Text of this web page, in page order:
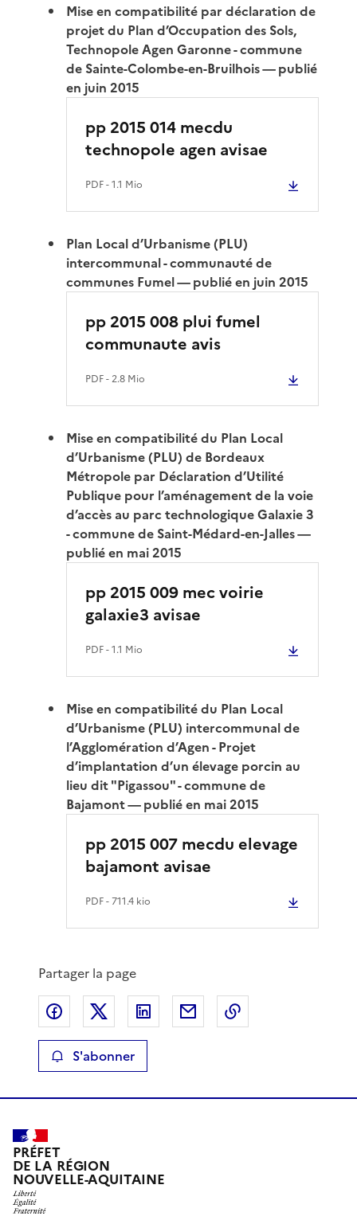
Mise en compatibilité par déclaration de
projet du Plan d’Occupation des Sols,
Technopole Agen Garonne - commune
de Sainte-Colombe-en-Bruilhois — publié
en juin 2015
pp 2015 014 mecdu
technopole agen avisae
PDF- 1.1 Mio
Plan Local d’Urbanisme (PLU)
intercommunal - communauté de
communes Fumel — publié en juin 2015
pp 2015 008 plui fumel
communaute avis
PDF- 2.8 Mio
Mise en compatibilité du Plan Local
d’Urbanisme (PLU) de Bordeaux
Métropole par Déclaration d’Utilité
Publique pour l’aménagement de la voie
d’accès au parc technologique Galaxie 3
- commune de Saint-Médard-en-Jalles —
publié en mai 2015
pp 2015 009 mec voirie
galaxie3 avisae
PDF- 1.1 Mio
Mise en compatibilité du Plan Local
d’Urbanisme (PLU) intercommunal de
l’Agglomération d’Agen - Projet
d’implantation d’un élevage porcin au
lieu dit "Pigassou" - commune de
Bajamont — publié en mai 2015
pp 2015 007 mecdu elevage
bajamont avisae
PDF- 711.4 kio
Partager la page
Partager sur Facebook
Partager sur XPartager sur LinkedIn
Partager par email
S'abonner
PRÉFET
DE LA RÉGION
NOUVELLE-AQUITAINE